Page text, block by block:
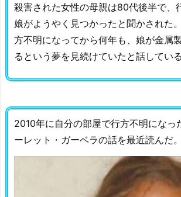
殺害された女性の母親は80代後半で、
娘がようやく見つかったと聞かされた
方不明になってから何年も、娘が金属
るという夢を見続けていたと話している
2010年に自分の部屋で行方不明になっ
ーレット・ガーベラの話を最近読んだ。